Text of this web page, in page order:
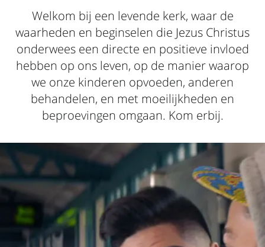
Welkom bij een levende kerk, waar de
waarheden en beginselen die Jezus Christus
onderwees een directe en positieve invloed
hebben op ons leven, op de manier waarop
we onze kinderen opvoeden, anderen
behandelen, en met moeilijkheden en
beproevingen omgaan. Kom erbij.